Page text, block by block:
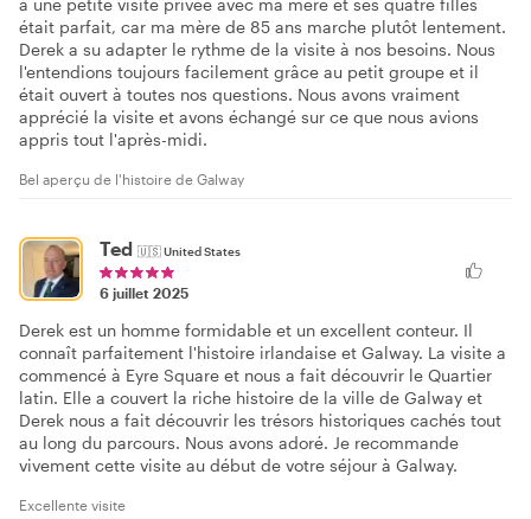
était parfait, car ma mère de 85 ans marche plutôt lentement.
Derek a su adapter le rythme de la visite à nos besoins. Nous
l'entendions toujours facilement grâce au petit groupe et il
était ouvert à toutes nos questions. Nous avons vraiment
apprécié la visite et avons échangé sur ce que nous avions
appris tout l'après-midi.
Bel aperçu de l'histoire de Galway
Ted 🇺🇸United States
6 juillet 2025
Derek est un homme formidable et un excellent conteur. Il
connaît parfaitement l'histoire irlandaise et Galway. La visite a
commencé à Eyre Square et nous a fait découvrir le Quartier
latin. Elle a couvert la riche histoire de la ville de Galway et
Derek nous a fait découvrir les trésors historiques cachés tout
au long du parcours. Nous avons adoré. Je recommande
vivement cette visite au début de votre séjour à Galway.
Excellente visite